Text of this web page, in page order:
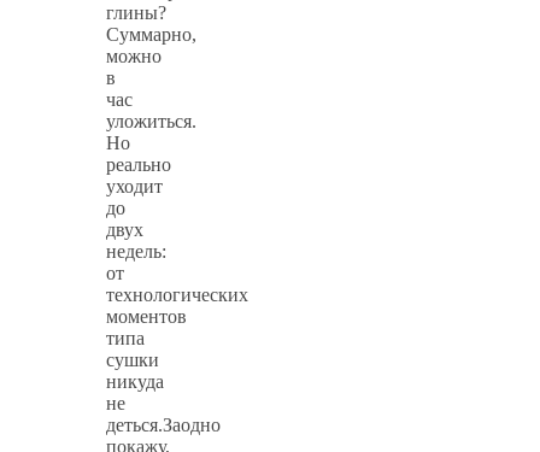
глины?
Суммарно,
можно
в
час
уложиться.
Но
реально
уходит
до
двух
недель:
от
технологических
моментов
типа
сушки
никуда
не
деться.Заодно
покажу,